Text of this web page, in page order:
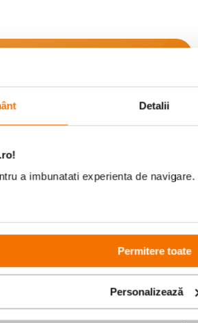
Detalii
a imbunatati experienta de
Permitere toate
Personalizează
Livrare gratuita